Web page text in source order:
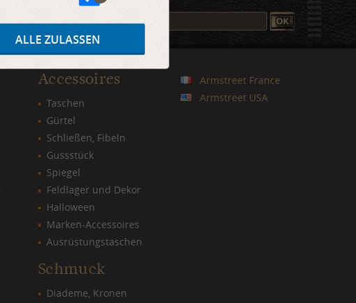
Accessoires
Taschen
Gürtel
Schließen, Fibeln
Gussstück
Spiegel
Feldlager und Dekor
Halloween
Marken-Accessoires
Ausrüstungstaschen
Schmuck
Diademe, Kronen
Armstreet France
Armstreet USA
ALLE ZULASSEN